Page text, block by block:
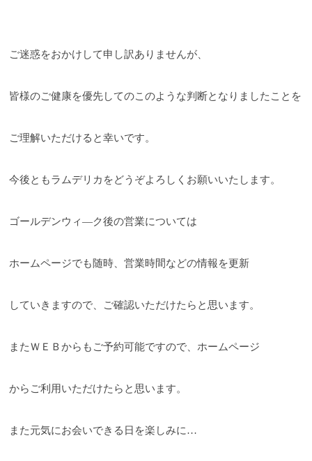
ご迷惑をおかけして申し訳ありませんが、
皆様のご健康を優先してのこのような判断となりましたことを
ご理解いただけると幸いです。
今後ともラムデリカをどうぞよろしくお願いいたします。
ゴールデンウィ―ク後の営業については
ホームページでも随時、営業時間などの情報を更新
していきますので、ご確認いただけたらと思います。
またＷＥＢからもご予約可能ですので、ホームページ
からご利用いただけたらと思います。
また元気にお会いできる日を楽しみに…